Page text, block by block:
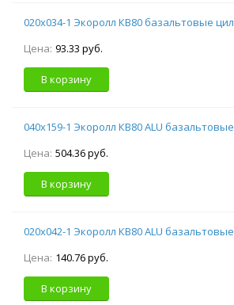
020х034-1 Экоролл КВ80 базальтовые
Цена: 93.33 руб.
В корзину
040х159-1 Экоролл КВ80 ALU
Цена: 504.36 руб.
В корзину
020х042-1 Экоролл КВ80 ALU
Цена: 140.76 руб.
В корзину